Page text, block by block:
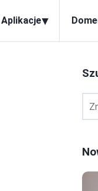
Aplikacje▾